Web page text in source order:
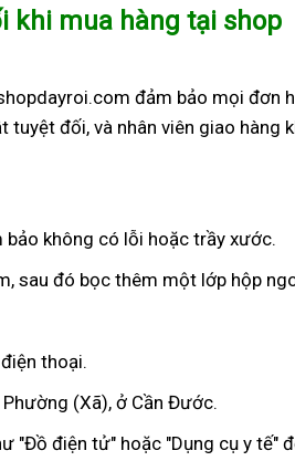
khi mua hàng tại shop
đảm bảo mọi
tuyệt đối, và nhân viên giao
bảo không có lỗi hoặc trầy xước.
sau đó bọc thêm một lớp hộp
thoại.
Phường (Xã), ở Cần Đước.
"Đồ điện tử" hoặc "Dụng cụ y tế"